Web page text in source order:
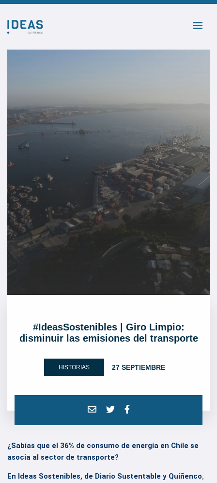
#IdeasSostenibles | Giro Limpio:
disminuir las emisiones del transporte
HISTORIAS 27 SEPTIEMBRE
¿Sabías que el 36% de consumo de energía en Chile se
asocia al sector de transporte?
En Ideas Sostenibles, de Diario Sustentable y Quiñenco,